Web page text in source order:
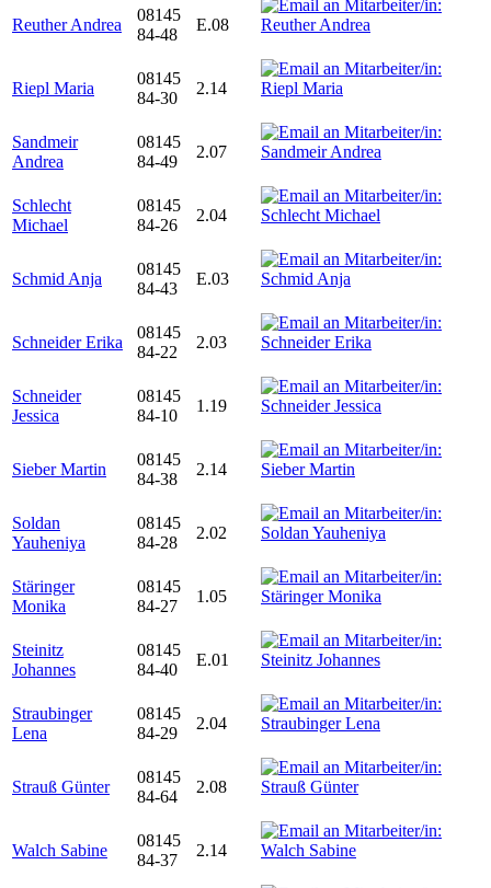
Reuther Andrea
08145
84-48
E.08
Riepl Maria
08145
84-30
2.14
Sandmeir
Andrea
08145
84-49
2.07
Schlecht
Michael
08145
84-26
2.04
Schmid Anja
08145
84-43
E.03
Schneider Erika
08145
84-22
2.03
Schneider
Jessica
08145
84-10
1.19
Sieber Martin
08145
84-38
2.14
Soldan
Yauheniya
08145
84-28
2.02
Stäringer
Monika
08145
84-27
1.05
Steinitz
Johannes
08145
84-40
E.01
Straubinger
Lena
08145
84-29
2.04
Strauß Günter
08145
84-64
2.08
Walch Sabine
08145
84-37
2.14